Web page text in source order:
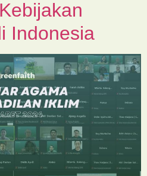
Indonesia